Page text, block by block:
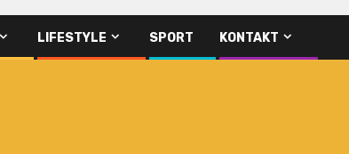
LIFESTYLE SPORT KONTAKT